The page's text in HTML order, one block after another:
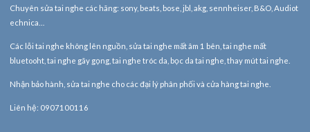
Chuyên sửa tai nghe các hãng: sony, beats, bose, jbl, akg, sennheiser, B&O, Audiot
echnica…
Các lỗi tai nghe không lên nguồn, sửa tai nghe mất âm 1 bên, tai nghe mất
bluetooht, tai nghe gãy gọng, tai nghe tróc da, bọc da tai nghe, thay mút tai nghe.
Nhận bảo hành, sửa tai nghe cho các đại lý phân phối và cửa hàng tai nghe.
Liên hệ: 0907100116